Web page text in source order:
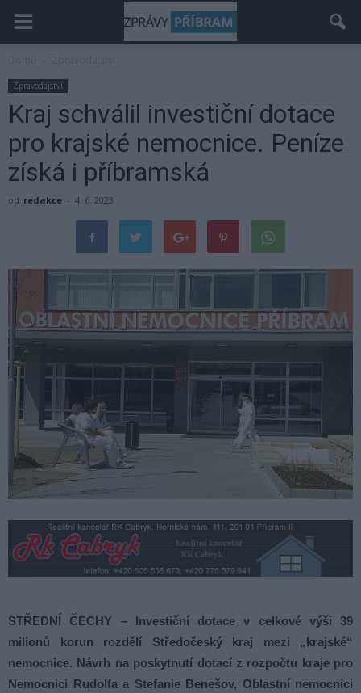
Zpravodajství
Kraj schválil investiční dotace
pro krajské nemocnice. Peníze
získá i příbramská
od redakce - 4. 6. 2023
STŘEDNÍ ČECHY – Investiční dotace v celkové výši 39
milionů korun rozdělí Středočeský kraj mezi „krajské“
nemocnice. Návrh na poskytnutí dotací z rozpočtu kraje pro
Nemocnici Rudolfa a Stefanie Benešov, Oblastní nemocnici